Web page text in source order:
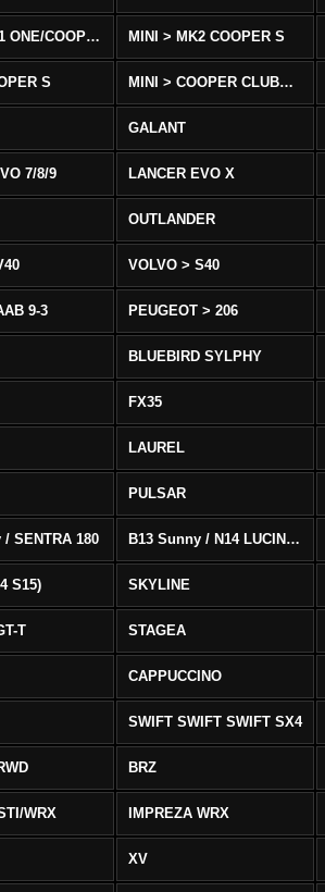
MINI > MK1 ONE/COOPER MINI > MK2 COOPER S
S MINI > COOPER CLUBMAN
GALANT
7/8/9 LANCER EVO X
OUTLANDER
VOLVO > S40
9-3 PEUGEOT > 206
BLUEBIRD SYLPHY
FX35
LAUREL
PULSAR
/ SENTRA 180 B13 Sunny / N14 LUCINO / SENTRA 331
S15) SKYLINE
T STAGEA
CAPPUCCINO
SWIFT SWIFT SWIFT SX4
BRZ
WRX IMPREZA WRX
XV